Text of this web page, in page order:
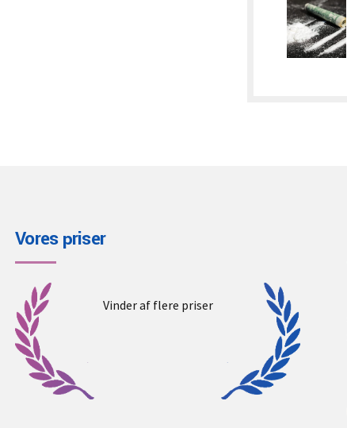
Vores priser
Vinder af flere priser